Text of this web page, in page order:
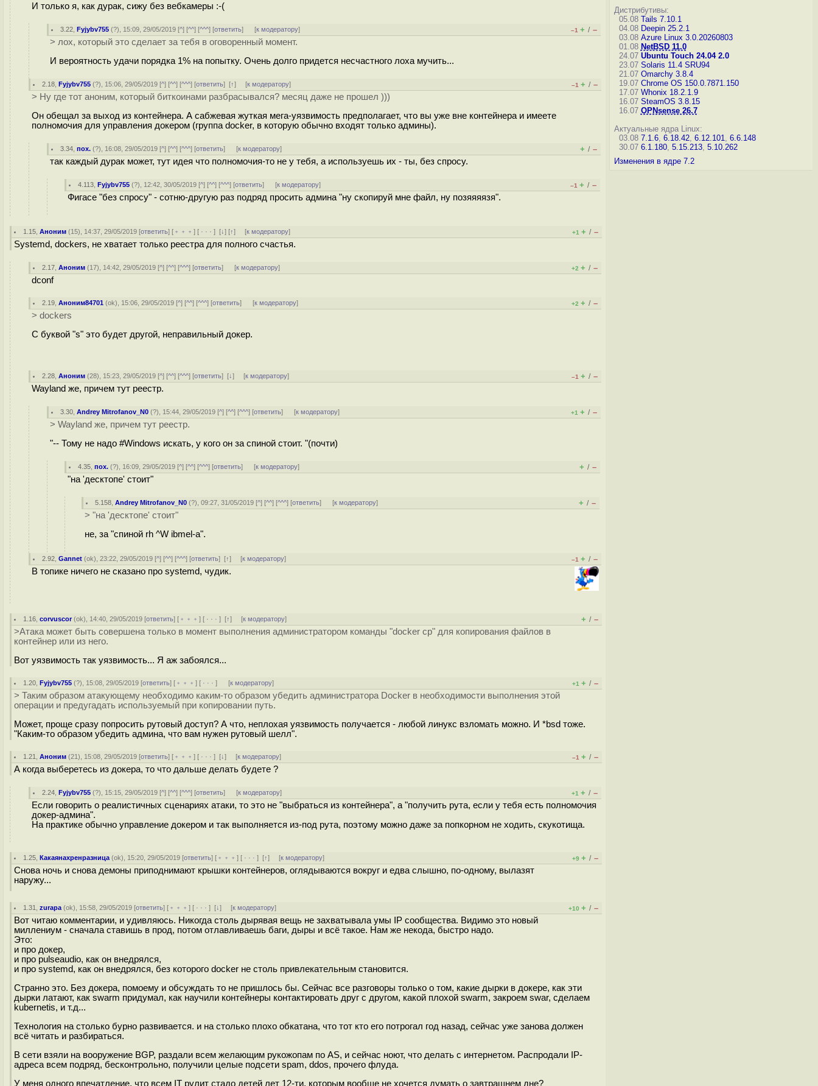
И только я, как дурак, сижу без вебкамеры :-(
3.22 ,Fyjybv755 (?), 15:09, 29/05/2019 [^] [^^] [^^^] [ответить] [к модератору] –1 + / –
> лох, который это сделает за тебя в оговоренный момент.
И вероятность удачи порядка 1% на попытку. Очень долго придется несчастного лоха мучить...
2.18 ,Fyjybv755 (?), 15:06, 29/05/2019 [^] [^^] [^^^] [ответить][↑] [к модератору] –1 + / –
> Ну где тот аноним, который биткоинами разбрасывался? месяц даже не прошел )))
Он обещал за выход из контейнера. А сабжевая жуткая мега-уязвимость предполагает, что вы уже вне контейнера и имеете
полномочия для управления докером (группа docker, в которую обычно входят только админы).
3.34 ,пох. (?), 16:08, 29/05/2019 [^] [^^] [^^^] [ответить] [к модератору] + / –
так каждый дурак может, тут идея что полномочия-то не у тебя, а используешь их - ты, без спросу.
4.113 ,Fyjybv755 (?), 12:42, 30/05/2019 [^] [^^] [^^^] [ответить] [к модератору] –1 + / –
Фигасе "без спросу" - сотню-другую раз подряд просить админа "ну скопируй мне файл, ну позяяяязя".
1.15 ,Аноним (15), 14:37, 29/05/2019 [ответить] [ ﹢﹢﹢] [ · · ·][↓] [↑] [к модератору] +1 + / –
Systemd, dockers, не хватает только реестра для полного счастья.
2.17 ,Аноним (17), 14:42, 29/05/2019 [^] [^^] [^^^] [ответить] [к модератору] +2 + / –
dconf
2.19 ,Аноним84701 (ok), 15:06, 29/05/2019 [^] [^^] [^^^] [ответить] [к модератору] +2 + / –
> dockers
C буквой "s" это будет другой, неправильный докер.
2.28 ,Аноним (28), 15:23, 29/05/2019 [^] [^^] [^^^] [ответить][↓] [к модератору] –1 + / –
Wayland же, причем тут реестр.
3.30 ,Andrey Mitrofanov_N0 (?), 15:44, 29/05/2019 [^] [^^] [^^^] [ответить] [к модератору] +1 + / –
> Wayland же, причем тут реестр.
"-- Тому не надо #Windows искать, у кого он за спиной стоит. "(почти)
4.35 ,пох. (?), 16:09, 29/05/2019 [^] [^^] [^^^] [ответить] [к модератору] + / –
"на 'десктопе' стоит"
5.158 ,Andrey Mitrofanov_N0 (?), 09:27, 31/05/2019 [^] [^^] [^^^] [ответить] [к модератору] + / –
> "на 'десктопе' стоит"
не, за "спиной rh ^W ibmel-а".
2.92 ,Gannet (ok), 23:22, 29/05/2019 [^] [^^] [^^^] [ответить][↑] [к модератору] –1 + / –
В топике ничего не сказано про systemd, чудик.
1.16 ,corvuscor(ok), 14:40, 29/05/2019 [ответить] [ ﹢﹢﹢] [ · · ·][↑] [к модератору] + / –
>Атака может быть совершена только в момент выполнения администратором команды "docker cp" для копирования файлов в
контейнер или из него.
Вот уязвимость так уязвимость... Я аж забоялся...
1.20 ,Fyjybv755 (?), 15:08, 29/05/2019 [ответить] [ ﹢﹢﹢] [ · · ·] [к модератору] +1 + / –
> Таким образом атакующему необходимо каким-то образом убедить администратора Docker в необходимости выполнения этой
операции и предугадать используемый при копировании путь.
Может, проще сразу попросить рутовый доступ? А что, неплохая уязвимость получается - любой линукс взломать можно. И *bsd тоже.
"Каким-то образом убедить админа, что вам нужен рутовый шелл".
1.21 ,Аноним (21), 15:08, 29/05/2019 [ответить] [ ﹢﹢﹢] [ · · ·][↓] [к модератору] –1 + / –
А когда выберетесь из докера, то что дальше делать будете ?
2.24 ,Fyjybv755 (?), 15:15, 29/05/2019 [^] [^^] [^^^] [ответить] [к модератору] +1 + / –
Если говорить о реалистичных сценариях атаки, то это не "выбраться из контейнера", а "получить рута, если у тебя есть полномочия
докер-админа".
На практике обычно управление докером и так выполняется из-под рута, поэтому можно даже за попкорном не ходить, скукотища.
1.25 ,Какаянахренразница (ok), 15:20, 29/05/2019 [ответить] [ ﹢﹢﹢] [ · · ·][↑] [к модератору] +9 + / –
Снова ночь и снова демоны приподнимают крышки контейнеров, оглядываются вокруг и едва слышно, по-одному, вылазят
наружу...
1.31 ,zurapa (ok), 15:58, 29/05/2019 [ответить] [ ﹢﹢﹢] [ · · ·][↓] [к модератору] +10 + / –
Вот читаю комментарии, и удивляюсь. Никогда столь дырявая вещь не захватывала умы IP сообщества. Видимо это новый
миллениум - сначала ставишь в прод, потом отлавливаешь баги, дыры и всё такое. Нам же некода, быстро надо.
Это:
и про докер,
и про pulseaudio, как он внедрялся,
и про systemd, как он внедрялся, без которого docker не столь привлекательным становится.
Странно это. Без докера, помоему и обсуждать то не пришлось бы. Сейчас все разговоры только о том, какие дырки в докере, как эти
дырки латают, как swarm придумал, как научили контейнеры контактировать друг с другом, какой плохой swarm, закроем swar, сделаем
kubernetis, и т.д...
Технология на столько бурно развивается. и на столько плохо обкатана, что тот кто его потрогал год назад, сейчас уже занова должен
всё читать и разбираться.
В сети взяли на вооружение BGP, раздали всем желающим рукожопам по AS, и сейчас ноют, что делать с интернетом. Распродали IP-
адреса всем подряд, бесконтрольно, получили целые подсети spam, ddos, прочего флуда.
У меня одного впечатление, что всем IT рулит стадо детей лет 12-ти, которым вообще не хочется думать о завтрашнем дне?
Дистрибутивы:
05.08 Tails 7.10.1
04.08 Deepin 25.2.1
03.08 Azure Linux 3.0.20260803
01.08 NetBSD 11.0
24.07 Ubuntu Touch 24.04 2.0
23.07 Solaris 11.4 SRU94
21.07 Omarchy 3.8.4
19.07 Chrome OS 150.0.7871.150
17.07 Whonix 18.2.1.9
16.07 SteamOS 3.8.15
16.07 OPNsense 26.7
Актуальные ядра Linux:
03.08 7.1.6, 6.18.42, 6.12.101, 6.6.148
30.07 6.1.180, 5.15.213, 5.10.262
Изменения в ядре 7.2